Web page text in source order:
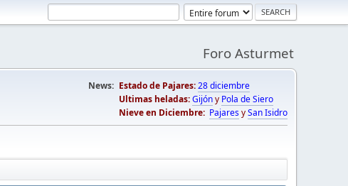
Foro Asturmet
News: Estado de Pajares:28 diciembre
Ultimas heladas:Gijóny Pola de Siero
Nieve en Diciembre: PajaresySan Isidro